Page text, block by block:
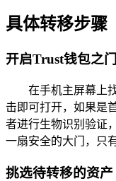
具体转移步骤
开启Trust钱包之门
在手机主屏幕上
击即可打开，如果是
者进行生物识别验证
一扇安全的大门，只
挑选待转移的资产